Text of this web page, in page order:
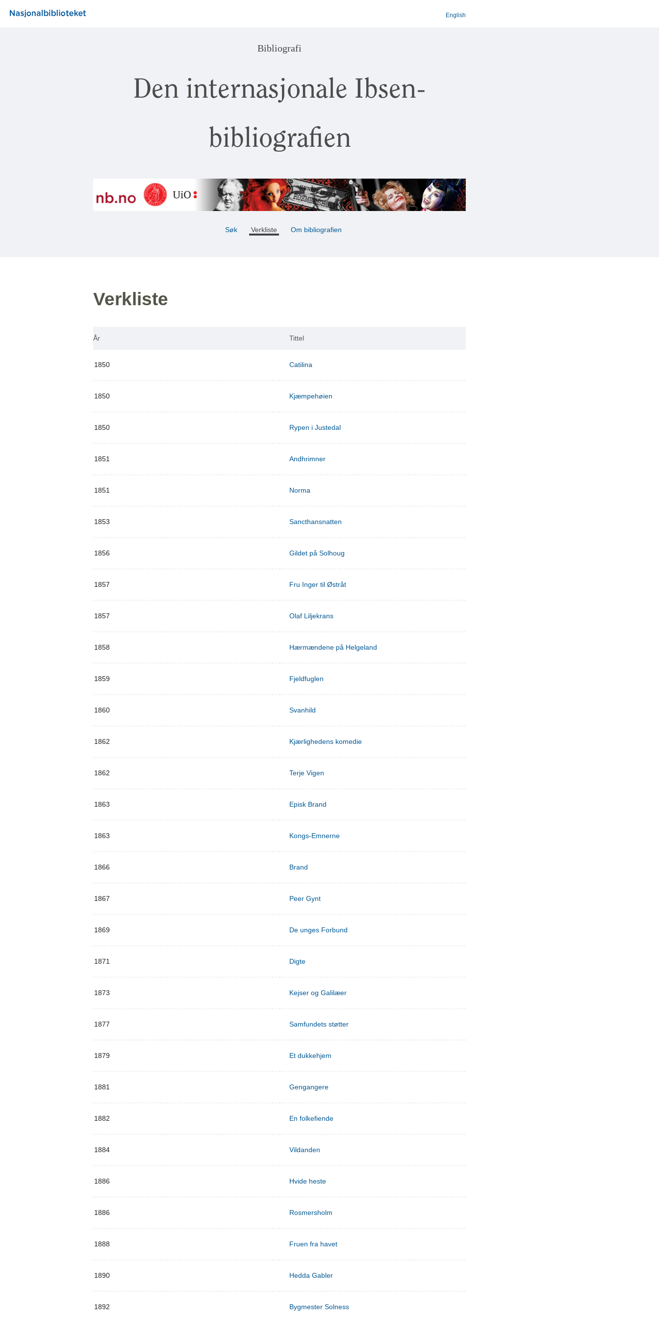
English
Bibliografi
Den internasjonale Ibsen-
bibliografien
Søk Verkliste Om bibliografien
Verkliste
År Tittel
1850 Catilina
1850 Kjæmpehøien
1850 Rypen i Justedal
1851 Andhrimner
1851 Norma
1853 Sancthansnatten
1856 Gildet på Solhoug
1857 Fru Inger til Østråt
1857 Olaf Liljekrans
1858 Hærmændene på Helgeland
1859 Fjeldfuglen
1860 Svanhild
1862 Kjærlighedens komedie
1862 Terje Vigen
1863 Episk Brand
1863 Kongs-Emnerne
1866 Brand
1867 Peer Gynt
1869 De unges Forbund
1871 Digte
1873 Kejser og Galilæer
1877 Samfundets støtter
1879 Et dukkehjem
1881 Gengangere
1882 En folkefiende
1884 Vildanden
1886 Hvide heste
1886 Rosmersholm
1888 Fruen fra havet
1890 Hedda Gabler
1892 Bygmester Solness